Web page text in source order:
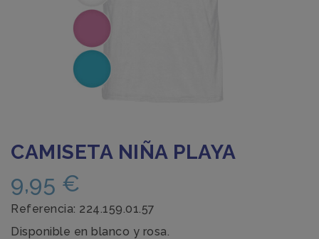
CAMISETA NIÑA PLAYA
9,95 €
Referencia: 224.159.01.57
Disponible en blanco y rosa.